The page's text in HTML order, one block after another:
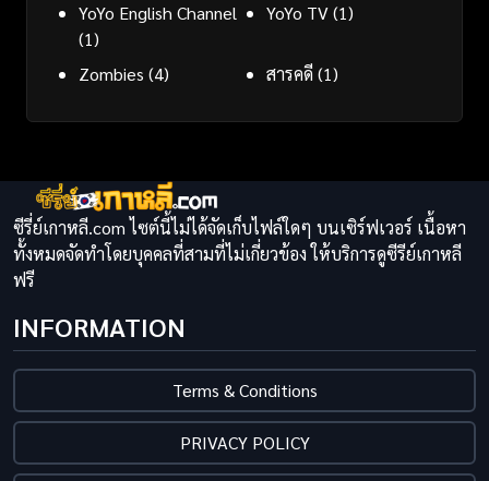
YoYo English Channel
(1)
YoYo TV(1)
Zombies (4) สารคดี(1)
ซีรี่ย์เกาหลี.com ไซต์นี้ไม่ได้จัดเก็บไฟล์ใดๆ บนเซิร์ฟเวอร์ เนื้อหา
ทั้งหมดจัดทำโดยบุคคลที่สามที่ไม่เกี่ยวข้อง ให้บริการดูซีรีย์เกาหลี
ฟรี
INFORMATION
Terms & Conditions
PRIVACY POLICY